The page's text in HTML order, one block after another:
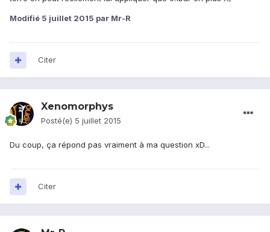
Modifié 5 juillet 2015 par Mr-R
Citer
Xenomorphys
Posté(e) 5 juillet 2015
Du coup, ça répond pas vraiment à ma question xD...
Citer